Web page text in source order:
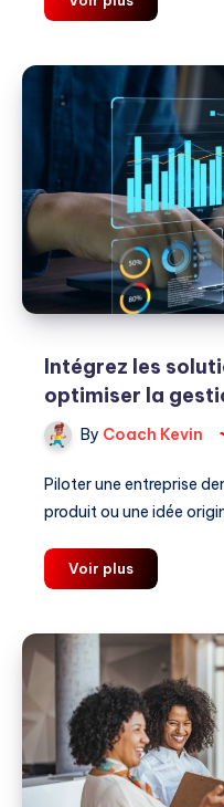
:
signal
ou
choix
comptable
?
Intégrez les
optimiser la
By Coach Kevin
Piloter une entreprise
produit ou une idée
Voir plusIntégrez
les
pour
optimiser
la
gestion
de
votre